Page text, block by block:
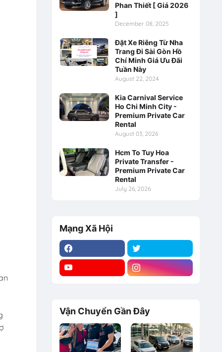
Phan Thiết [ Giá 2026
]
December 08, 2025
Đặt Xe Riêng Từ Nha
Trang Đi Sài Gòn Hồ
Chí Minh Giá Ưu Đãi
Tuần Này
August 22, 2024
Kia Carnival Service
Ho Chi Minh City -
Premium Private Car
Rental
August 03, 2026
Hcm To Tuy Hoa
Private Transfer -
Premium Private Car
Rental
July 26, 2026
Mạng Xã Hội
Vận Chuyển Gần Đây